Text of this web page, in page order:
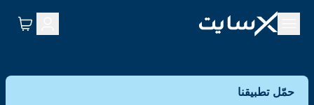
حمّل تطبيقنا